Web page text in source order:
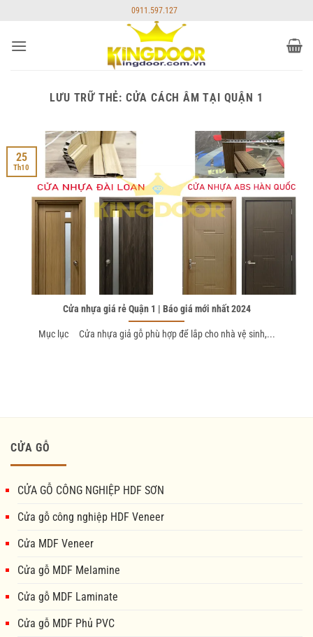
nội
0911.597.127
LƯU TRỮ THẺ: CỬA CÁCH ÂM TẠI QUẬN 1
Cửa nhựa giá rẻ Quận 1 | Báo giá mới nhất 2024
Mục lục Cửa nhựa giả gỗ phù hợp để lắp cho nhà vệ sinh,...
25
Th10
CỬA GỖ
CỬA GỖ CÔNG NGHIỆP HDF SƠN
Cửa gỗ công nghiệp HDF Veneer
Cửa MDF Veneer
Cửa gỗ MDF Melamine
Cửa gỗ MDF Laminate
Cửa gỗ MDF Phủ PVC